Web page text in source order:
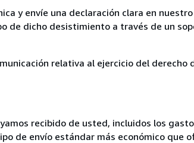
y envíe una declaración clara en
de dicho desistimiento a través de un
relativa al ejercicio del
recibido de usted, incluidos los
de envío estándar más económico que